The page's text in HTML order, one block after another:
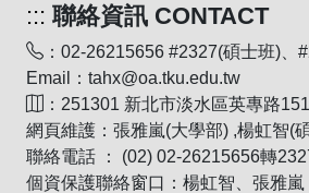
::: 聯絡資訊 CONTACT
：02-26215656 #2327(碩士班)、
Email：tahx@oa.tku.edu.tw
：251301 新北市淡水區英專路
網頁維護：張雅嵐(大學部) ,楊虹智(
聯絡電話 ： (02) 02-26215656轉
個資保護聯絡窗口：楊虹智、張雅嵐